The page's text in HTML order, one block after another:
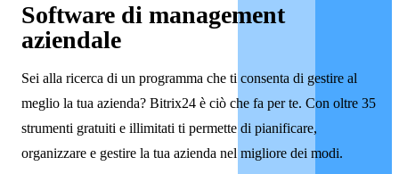
Software di management
aziendale
Sei alla ricerca di un programma che ti consenta di gestire al
meglio la tua azienda? Bitrix24 è ciò che fa per te. Con oltre 35
strumenti gratuiti e illimitati ti permette di pianificare,
organizzare e gestire la tua azienda nel migliore dei modi.